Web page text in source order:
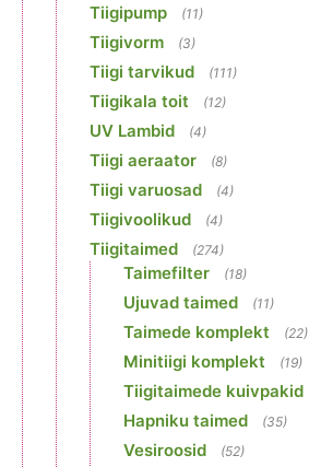
Tiigipump (11)
Tiigivorm (3)
Tiigi tarvikud (111)
Tiigikala toit (12)
UV Lambid (4)
Tiigi aeraator (8)
Tiigi varuosad (4)
Tiigivoolikud (4)
Tiigitaimed (274)
Taimefilter (18)
Ujuvad taimed (11)
Taimede komplekt (22)
Minitiigi komplekt (19)
Tiigitaimede kuivpakid
Hapniku taimed (35)
Vesiroosid (52)